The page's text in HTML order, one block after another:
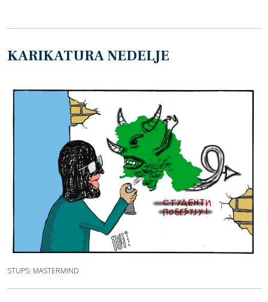
KARIKATURA NEDELJE
STUPS: MASTERMIND